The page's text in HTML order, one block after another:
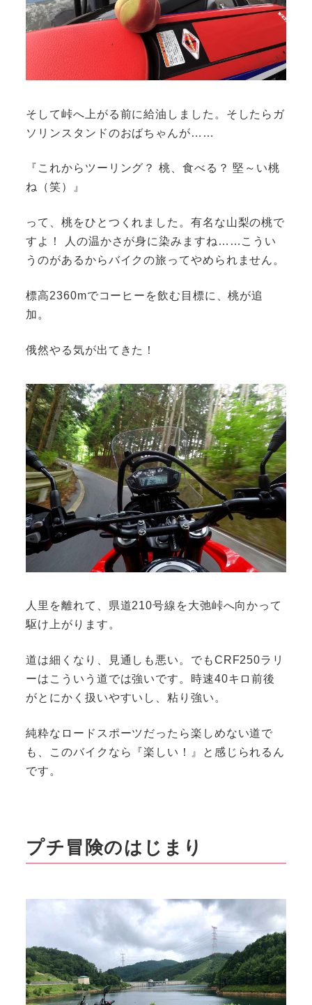
そして峠へ上がる前に給油しました。そしたらガ
ソリンスタンドのおばちゃんが……
『これからツーリング？ 桃、食べる？ 堅～い桃
ね（笑）』
って、桃をひとつくれました。有名な山梨の桃で
すよ！ 人の温かさが身に染みますね……こうい
うのがあるからバイクの旅ってやめられません。
標高2360mでコーヒーを飲む目標に、桃が追
加。
俄然やる気が出てきた！
人里を離れて、県道210号線を大弛峠へ向かって
駆け上がります。
道は細くなり、見通しも悪い。でもCRF250ラリ
ーはこういう道では強いです。時速40キロ前後
がとにかく扱いやすいし、粘り強い。
純粋なロードスポーツだったら楽しめない道で
も、このバイクなら『楽しい！』と感じられるん
です。
プチ冒険のはじまり